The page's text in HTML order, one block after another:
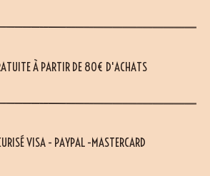
À PARTIR DE 80€ D'ACHATS
VISA - PAYPAL -MASTERCARD